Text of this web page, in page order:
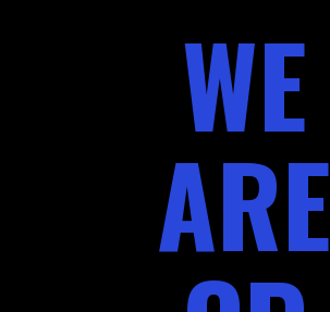
WE
ARE